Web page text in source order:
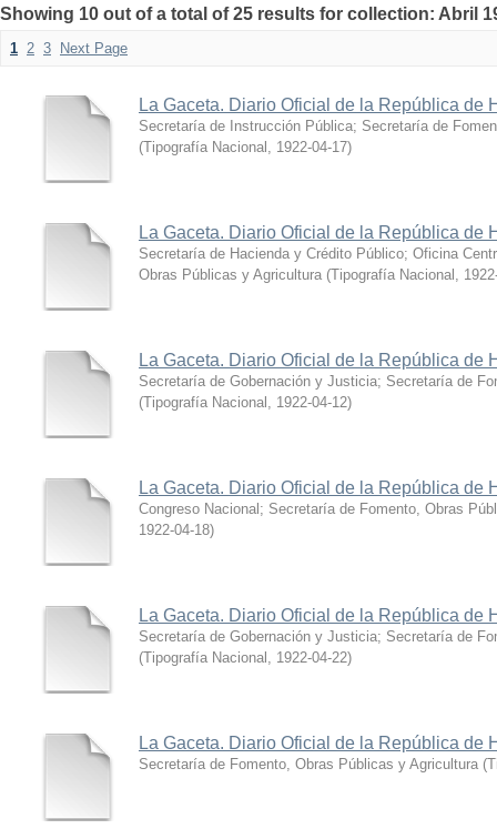
Showing 10 out of a total of 25 results for collection: Abril
1 2 3 Next Page
La Gaceta. Diario Oficial de la República de
Secretaría de Instrucción Pública; Secretaría de
(Tipografía Nacional , 1922-04-17)
La Gaceta. Diario Oficial de la República de
Secretaría de Hacienda y Crédito Público; Oficina
Obras Públicas y Agricultura (Tipografía Nacional ,
La Gaceta. Diario Oficial de la República de
Secretaría de Gobernación y Justicia; Secretaría de
(Tipografía Nacional , 1922-04-12)
La Gaceta. Diario Oficial de la República de
Congreso Nacional; Secretaría de Fomento, Obras
1922-04-18)
La Gaceta. Diario Oficial de la República de
Secretaría de Gobernación y Justicia; Secretaría de
(Tipografía Nacional , 1922-04-22)
La Gaceta. Diario Oficial de la República de
Secretaría de Fomento, Obras Públicas y Agricultura (